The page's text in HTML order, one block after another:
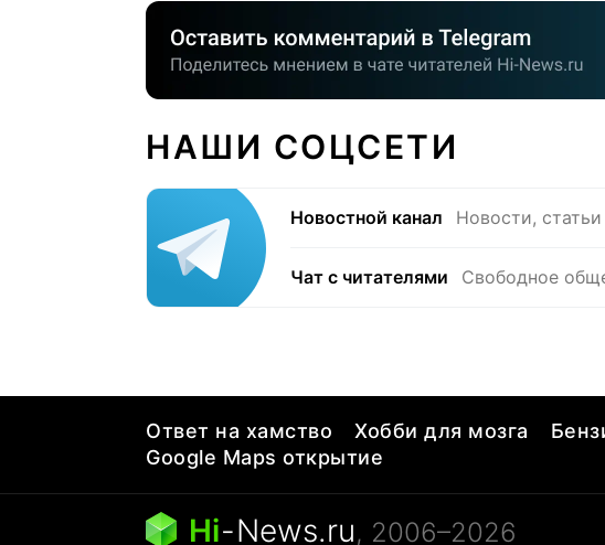
НАШИ СОЦСЕТИ
Новостной канал Новости,
Чат с читателями Свободное
Ответ на хамство Хобби для мозга
Google Maps открытие
Hi-News.ru, 2006–2026